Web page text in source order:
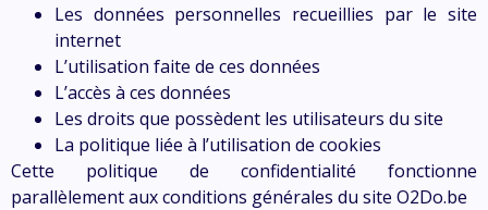
Les données personnelles recueillies par le site
internet
L’utilisation faite de ces données
L’accès à ces données
Les droits que possèdent les utilisateurs du site
La politique liée à l’utilisation de cookies
Cette politique de confidentialité fonctionne
parallèlement aux conditions générales du site O2Do.be